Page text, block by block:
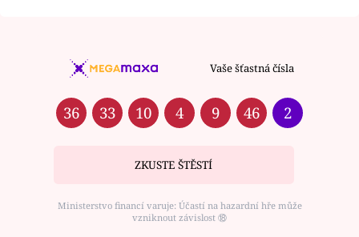
Vaše šťastná čísla
36 33 10 4 9 46 2
ZKUSTE ŠTĚSTÍ
Ministerstvo financí varuje: Účastí na hazardní hře může
vzniknout závislost ⑱